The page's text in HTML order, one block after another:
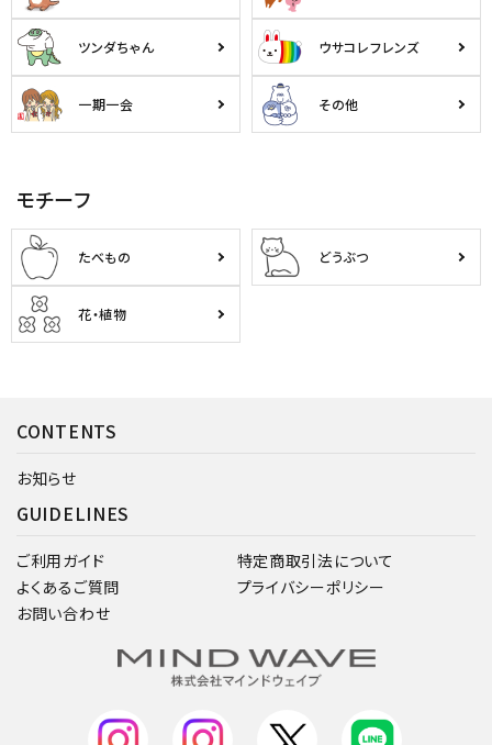
ツンダちゃん ウサコレフレンズ
一期一会 その他
モチーフ
たべもの どうぶつ
花・植物
CONTENTS
お知らせ
GUIDELINES
ご利用ガイド
よくあるご質問
お問い合わせ
特定商取引法について
プライバシーポリシー